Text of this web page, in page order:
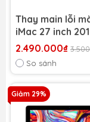
Thay main lỗi
iMac 27 inch
2.490.000₫
So sánh
Giảm 29%